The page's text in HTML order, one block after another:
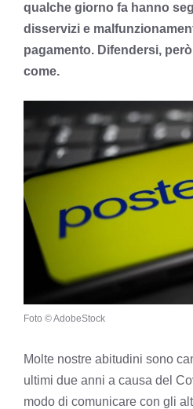
qualche giorno fa hanno
disservizi e
pagamento. Difendersi,
come.
Foto © AdobeStock
Molte nostre abitudini sono
ultimi due anni a causa del
modo di comunicare con gli